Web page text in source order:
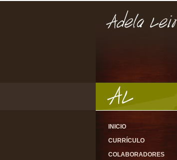
INICIO
CURRÍCULO
COLABORADORES